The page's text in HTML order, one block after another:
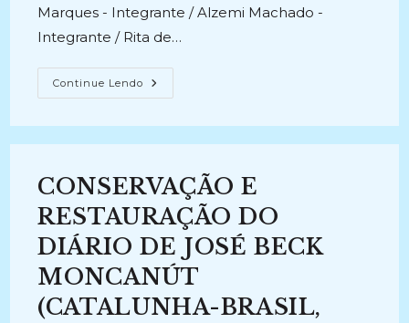
Marques - Integrante / Alzemi Machado -
Integrante / Rita de…
Continue Lendo CONSERVAÇÃO
E
RARAS
DE
SANTA
CATARINA
DA
BIBLIOTECA
PÚBLICA
SANTA
CATARINA
(2022-
Atual)
CONSERVAÇÃO E
RESTAURAÇÃO DO
DIÁRIO DE JOSÉ BECK
MONCANÚT
(CATALUNHA-BRASIL,